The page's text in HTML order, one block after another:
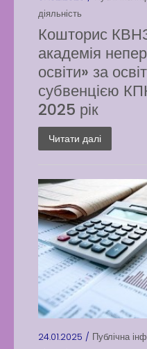
діяльність
Кошторис
академія
освіти» за
субвенцією
2025 рік
Читати далі
24.01.2025 / Публічна